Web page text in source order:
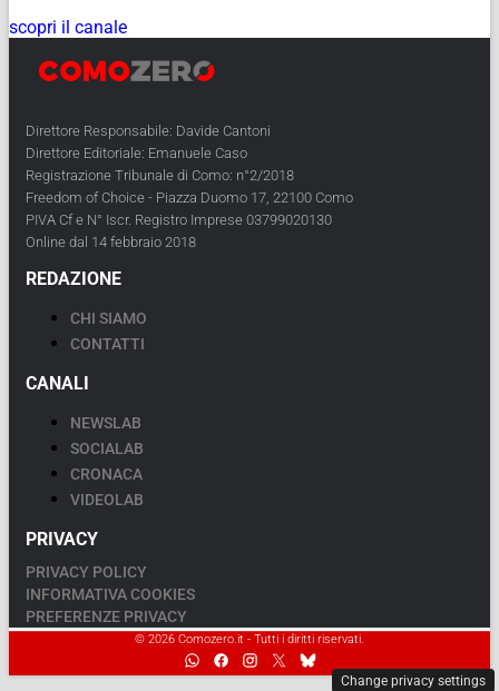
scopri il canale
Direttore Responsabile: Davide Cantoni
Direttore Editoriale: Emanuele Caso
Registrazione Tribunale di Como: n°2/2018
Freedom of Choice - Piazza Duomo 17, 22100 Como
PIVA Cf e N° Iscr. Registro Imprese 03799020130
Online dal 14 febbraio 2018
REDAZIONE
CHI SIAMO
CONTATTI
CANALI
NEWSLAB
SOCIALAB
CRONACA
VIDEOLAB
PRIVACY
PRIVACY POLICY
INFORMATIVA COOKIES
PREFERENZE PRIVACY
© 2026 Comozero.it - Tutti i diritti riservati.
Change privacy settings